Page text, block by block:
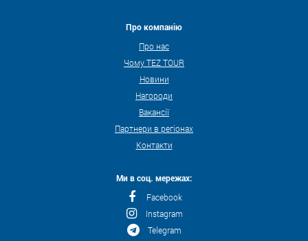
Про компанію
Про нас
Чому TEZ TOUR
Новини
Нагороди
Вакансії
Партнери в регіонах
Контакти
Ми в соц. мережах:
Facebook
Instagram
Telegram